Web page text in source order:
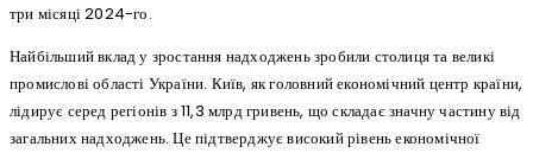
три місяці 2024-го.
Найбільший вклад у зростання надходжень зробили столиця та великі
промислові області України. Київ, як головний економічний центр країни,
лідирує серед регіонів з 11,3 млрд гривень, що складає значну частину від
загальних надходжень. Це підтверджує високий рівень економічної